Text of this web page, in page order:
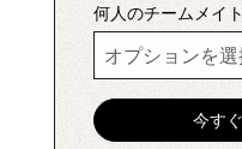
何人のチームメイ